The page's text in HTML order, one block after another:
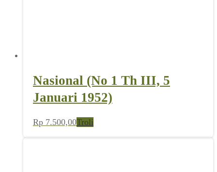
Nasional (No 1 Th III, 5
Januari 1952)
Rp 7.500,00Troli